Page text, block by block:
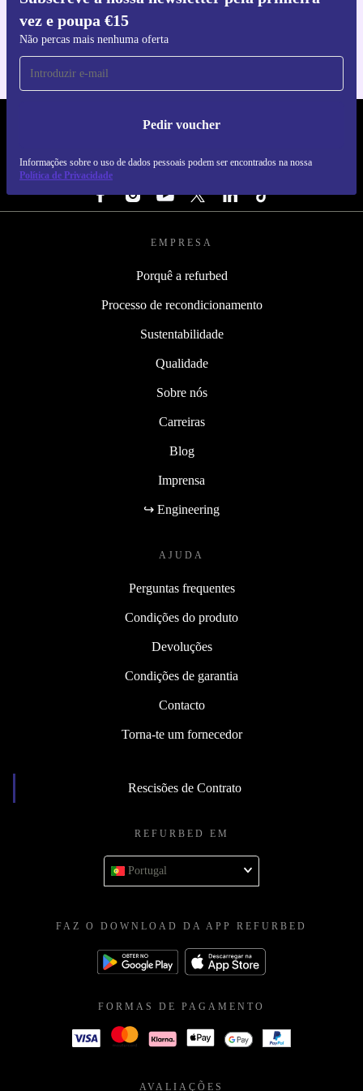
vez e poupa €15
Não percas mais nenhuma oferta
Pedir voucher
Informações sobre o uso de dados pessoais podem ser encontrados na nossa
Política de Privacidade
Para iOS e Android
REFURBED PORTUGAL - RETHINK NEW.
SEGUE-NOS
EMPRESA
Porquê a refurbed
Processo de recondicionamento
Sustentabilidade
Qualidade
Sobre nós
Carreiras
Blog
Imprensa
↪ Engineering
AJUDA
Perguntas frequentes
Condições do produto
Devoluções
Condições de garantia
Contacto
Torna-te um fornecedor
Rescisões de Contrato
REFURBED EM
Portugal
FAZ O DOWNLOAD DA APP REFURBED
FORMAS DE PAGAMENTO
AVALIAÇÕES